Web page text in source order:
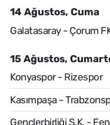
14 Ağustos, Cuma
Galatasaray - Çorum
15 Ağustos,
Konyaspor - Rizespor
Kasımpaşa -
Gençlerbirliği S.K. -